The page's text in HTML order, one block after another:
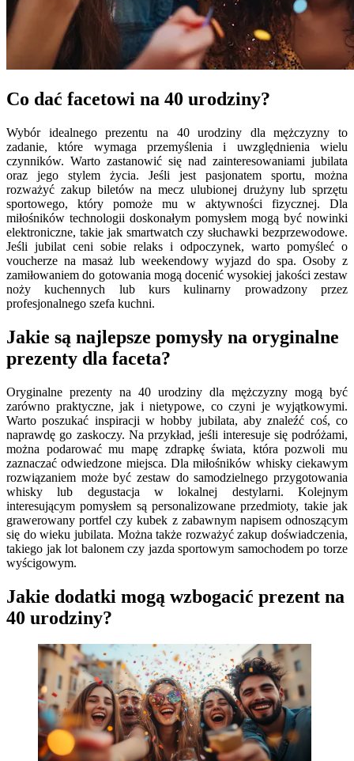
Co dać facetowi na 40 urodziny?
Wybór idealnego prezentu na 40 urodziny dla mężczyzny to
zadanie, które wymaga przemyślenia i uwzględnienia wielu
czynników. Warto zastanowić się nad zainteresowaniami jubilata
oraz jego stylem życia. Jeśli jest pasjonatem sportu, można
rozważyć zakup biletów na mecz ulubionej drużyny lub sprzętu
sportowego, który pomoże mu w aktywności fizycznej. Dla
miłośników technologii doskonałym pomysłem mogą być nowinki
elektroniczne, takie jak smartwatch czy słuchawki bezprzewodowe.
Jeśli jubilat ceni sobie relaks i odpoczynek, warto pomyśleć o
voucherze na masaż lub weekendowy wyjazd do spa. Osoby z
zamiłowaniem do gotowania mogą docenić wysokiej jakości zestaw
noży kuchennych lub kurs kulinarny prowadzony przez
profesjonalnego szefa kuchni.
Jakie są najlepsze pomysły na oryginalne
prezenty dla faceta?
Oryginalne prezenty na 40 urodziny dla mężczyzny mogą być
zarówno praktyczne, jak i nietypowe, co czyni je wyjątkowymi.
Warto poszukać inspiracji w hobby jubilata, aby znaleźć coś, co
naprawdę go zaskoczy. Na przykład, jeśli interesuje się podróżami,
można podarować mu mapę zdrapkę świata, która pozwoli mu
zaznaczać odwiedzone miejsca. Dla miłośników whisky ciekawym
rozwiązaniem może być zestaw do samodzielnego przygotowania
whisky lub degustacja w lokalnej destylarni. Kolejnym
interesującym pomysłem są personalizowane przedmioty, takie jak
grawerowany portfel czy kubek z zabawnym napisem odnoszącym
się do wieku jubilata. Można także rozważyć zakup doświadczenia,
takiego jak lot balonem czy jazda sportowym samochodem po torze
wyścigowym.
Jakie dodatki mogą wzbogacić prezent na
40 urodziny?